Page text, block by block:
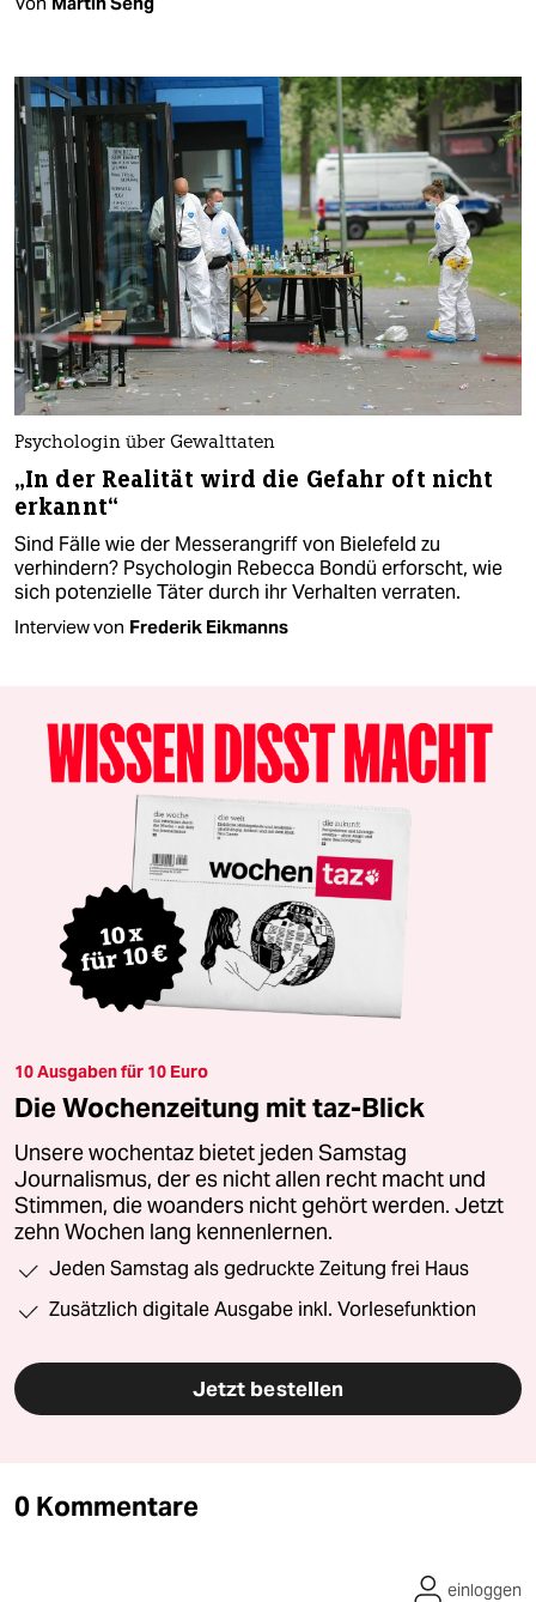
Psychologin über Gewalttaten
„In der Realität wird die Gefahr oft nicht
erkannt“
Sind Fälle wie der Messerangriff von Bielefeld zu
verhindern? Psychologin Rebecca Bondü erforscht, wie
sich potenzielle Täter durch ihr Verhalten verraten.
Interview von Frederik Eikmanns
10 Ausgaben für 10 Euro
Die Wochenzeitung mit taz-Blick
Unsere wochentaz bietet jeden Samstag
Journalismus, der es nicht allen recht macht und
Stimmen, die woanders nicht gehört werden. Jetzt
zehn Wochen lang kennenlernen.
Jeden Samstag als gedruckte Zeitung frei Haus
Zusätzlich digitale Ausgabe inkl. Vorlesefunktion
Jetzt bestellen
0 Kommentare
einloggen